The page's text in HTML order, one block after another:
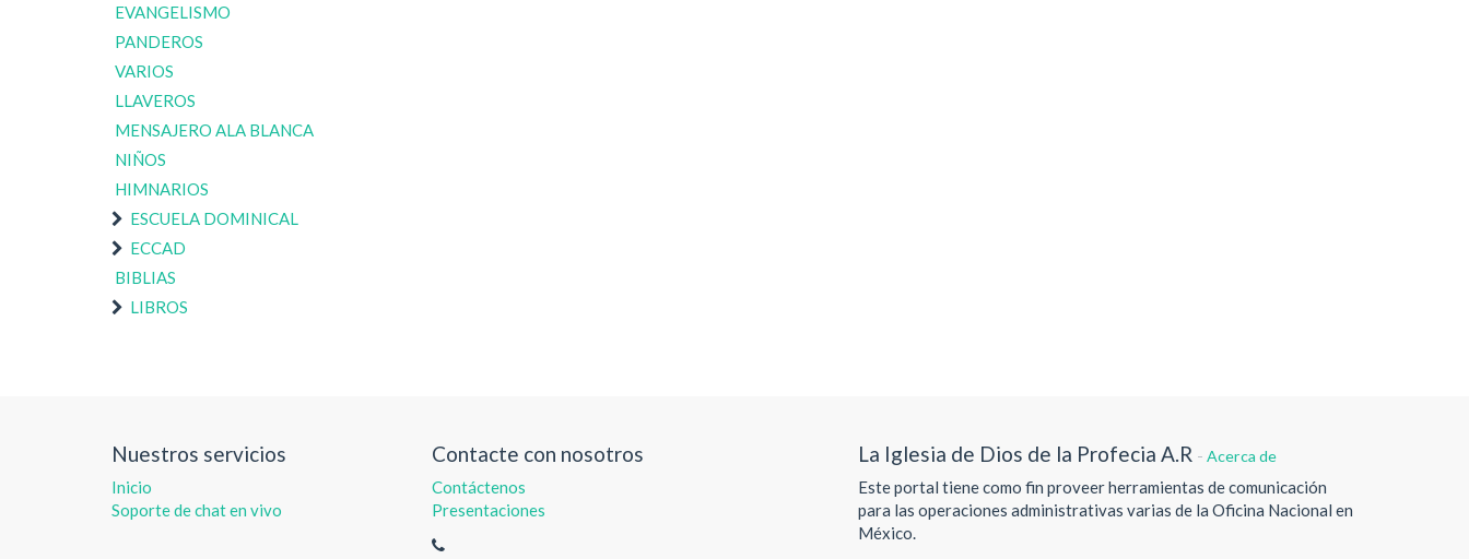
EVANGELISMO
PANDEROS
VARIOS
LLAVEROS
MENSAJERO ALA BLANCA
NIÑOS
HIMNARIOS
ESCUELA DOMINICAL
ECCAD
BIBLIAS
LIBROS
Nuestros servicios
Inicio
Soporte de chat en vivo
Contacte con nosotros
Contáctenos
Presentaciones
La Iglesia de Dios de la Profecia A.R - Acerca de
Este portal tiene como fin proveer herramientas de comunicación
para las operaciones administrativas varias de la Oficina Nacional en
México.